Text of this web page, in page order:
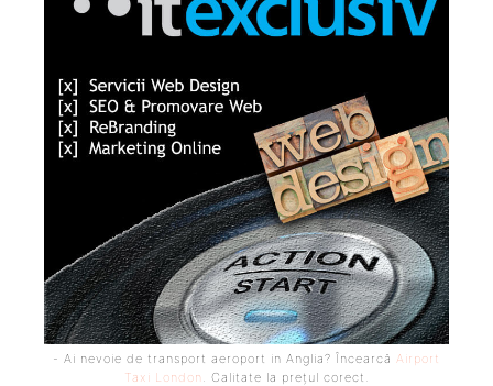
- Ai nevoie de transport aeroport in Anglia? Încearcă Airport
Taxi London . Calitate la prețul corect.